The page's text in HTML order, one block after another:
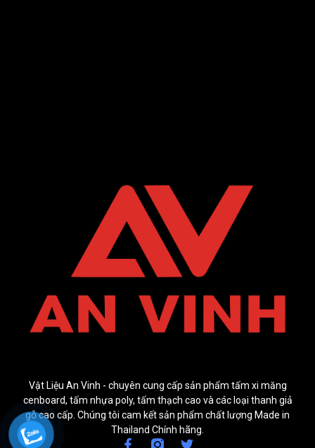
Vật Liệu An Vinh - chuyên cung cấp sản phẩm tấm xi măng
cenboard, tấm nhựa poly, tấm thạch cao và các loại thanh giả
gỗ cao cấp. Chúng tôi cam kết sản phẩm chất lượng Made in
Thailand Chính hãng.